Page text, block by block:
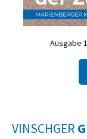
Ausgabe
VINSCHGER